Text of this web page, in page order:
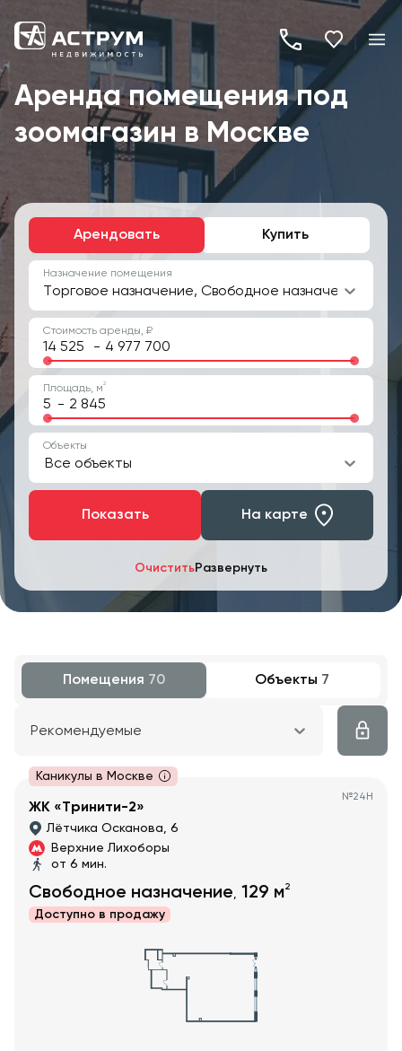
+7
(495)
260-
19-
Аренда помещения под
зоомагазин в Москве
Арендовать Купить
ОчиститьРазвернуть
Назначение помещения
Торговое назначение, Свободное назначение
Стоимость аренды, ₽
-
Площадь, м2
-
Объекты
Все объекты
Показать На карте
Помещения 70 Объекты 7
Рекомендуемые
Каникулы в Москве
№24Н
ЖК «Тринити-2»
Лётчика Осканова, 6
Верхние Лихоборы
от 6 мин.
Свободное назначение, 129 м2
Доступно в продажу